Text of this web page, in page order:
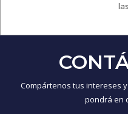
Compártenos tus intereses
pondrá en